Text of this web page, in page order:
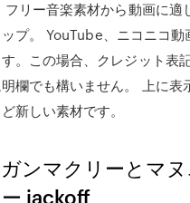
フリー音楽素材から動画に適
プ。 YouTube、ニコニコ動
。この場合、クレジット表
欄でも構いません。 上に表
新しい素材です。
ンマクリーとマ
jackoff